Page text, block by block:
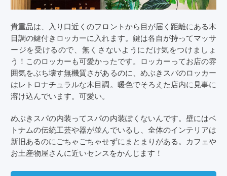
貴重品は、入り口近くのフロントから目が届く距離にある木
目調の鍵付きロッカーに入れます。鍵は各自が持ってマッサ
ージを受けるので、無くさないようにだけ気をつけましょ
う！このロッカーも可愛かったです。ロッカーってお店の雰
囲気をぶち壊す無機質さがあるのに、めぶきスパのロッカー
はレトロナチュラルな木目調。暖色でそろえた店内に見事に
溶け込んでいます。可愛い。
めぶきスパの内装ってスパの内装ぽくないんです。壁にはベ
トナムの伝統工芸や器が並んでいるし、全体のインテリアは
新旧あるのにごちゃごちゃせずにまとまりがある。カフェや
お土産物屋さんに近いセンスをかんじます！